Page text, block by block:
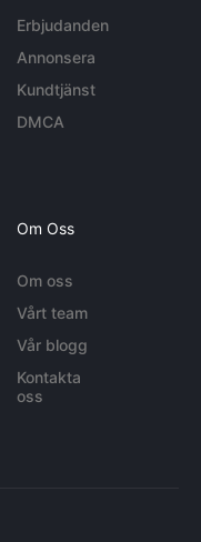
Erbjudanden
Annonsera
Kundtjänst
DMCA
Om Oss
Om oss
Vårt team
Vår blogg
Kontakta
oss